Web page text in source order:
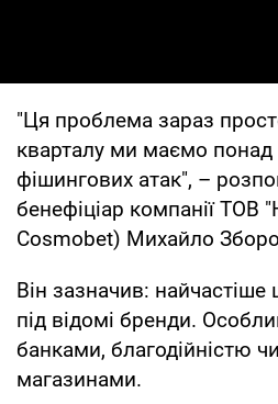
"Ця проблема зараз
кварталу ми маємо понад
фішингових атак", –
бенефіціар компанії ТОВ
Cosmobet) Михайло
Він зазначив:
під відомі бренди.
банками, благодійністю
магазинами.